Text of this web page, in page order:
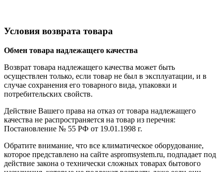
Условия возврата товара
Обмен товара надлежащего качества
Возврат товара надлежащего качества может быть
осуществлен только, если товар не был в эксплуатации, и в
случае сохранения его товарного вида, упаковки и
потребительских свойств.
Действие Вашего права на отказ от товара надлежащего
качества не распространяется на товар из перечня:
Постановление № 55 РФ от 19.01.1998 г.
Обратите внимание, что все климатическое оборудование,
которое представлено на сайте aspromsystem.ru, подпадает под
действие закона о технически сложных товарах бытового